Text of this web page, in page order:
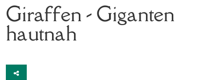
Giraffen - Giganten
hautnah